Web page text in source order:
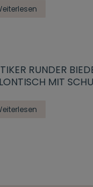
RUNDER
MIT